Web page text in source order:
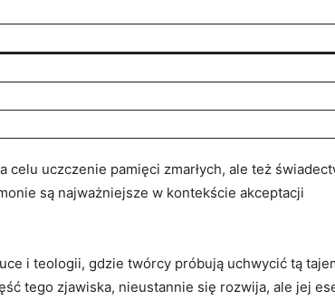
celu uczczenie pamięci zmarłych, ale też
są najważniejsze w kontekście akceptacji
i teologii, gdzie twórcy próbują uchwycić tą
tego zjawiska, nieustannie się rozwija, ale jej